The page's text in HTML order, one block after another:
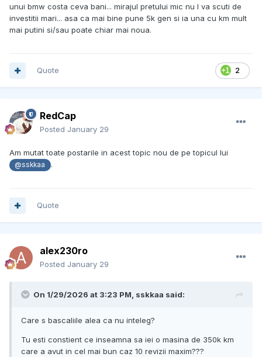
unui bmw costa ceva bani... mirajul pretului mic nu l va scuti de
investitii mari... asa ca mai bine pune 5k gen si ia una cu km mult
mai putini si/sau poate chiar mai noua.
2
Quote
RedCap
Posted January 29
Am mutat toate postarile in acest topic nou de pe topicul lui
@sskkaa .
Quote
alex230ro
Posted January 29
On 1/29/2026 at 3:23 PM, sskkaa said:
Care s bascaliile alea ca nu inteleg?
Tu esti constient ce inseamna sa iei o masina de 350k km
care a avut in cel mai bun caz 10 revizii maxim???